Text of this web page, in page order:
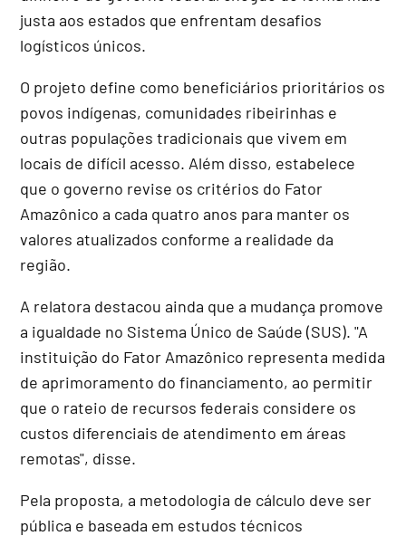
justa aos estados que enfrentam desafios
logísticos únicos.
O projeto define como beneficiários prioritários os
povos indígenas, comunidades ribeirinhas e
outras populações tradicionais que vivem em
locais de difícil acesso. Além disso, estabelece
que o governo revise os critérios do Fator
Amazônico a cada quatro anos para manter os
valores atualizados conforme a realidade da
região.
A relatora destacou ainda que a mudança promove
a igualdade no Sistema Único de Saúde (SUS). "A
instituição do Fator Amazônico representa medida
de aprimoramento do financiamento, ao permitir
que o rateio de recursos federais considere os
custos diferenciais de atendimento em áreas
remotas", disse.
Pela proposta, a metodologia de cálculo deve ser
pública e baseada em estudos técnicos